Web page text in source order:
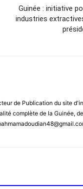
Guinée : initiative
industries
de Publication du site
complète de la Guinée,